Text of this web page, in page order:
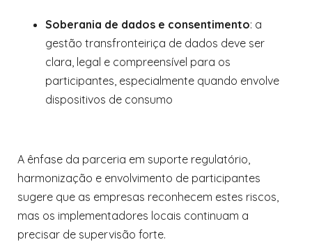
Soberania de dados e consentimento: a
gestão transfronteiriça de dados deve ser
clara, legal e compreensível para os
participantes, especialmente quando envolve
dispositivos de consumo
A ênfase da parceria em suporte regulatório,
harmonização e envolvimento de participantes
sugere que as empresas reconhecem estes riscos,
mas os implementadores locais continuam a
precisar de supervisão forte.